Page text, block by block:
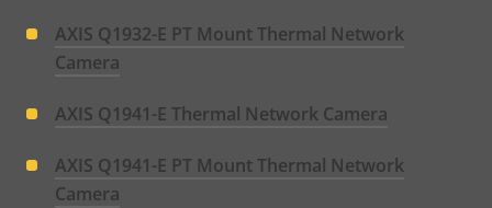
AXIS Q1932-E PT Mount Thermal Network
Camera
AXIS Q1941-E Thermal Network Camera
AXIS Q1941-E PT Mount Thermal Network
Camera